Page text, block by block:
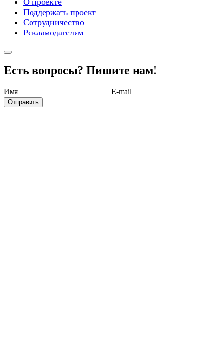
Поддержать проект
Сотрудничество
Рекламодателям
Есть вопросы? Пишите нам!
Имя E-mail